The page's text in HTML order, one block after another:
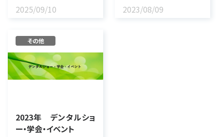
2025/09/10
2023/08/09
その他
2023年 デンタルショ
ー・学会・イベント